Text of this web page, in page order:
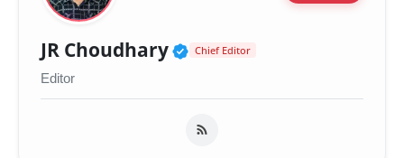
JR Choudhary Verified Public Figure
Chief Editor
Editor